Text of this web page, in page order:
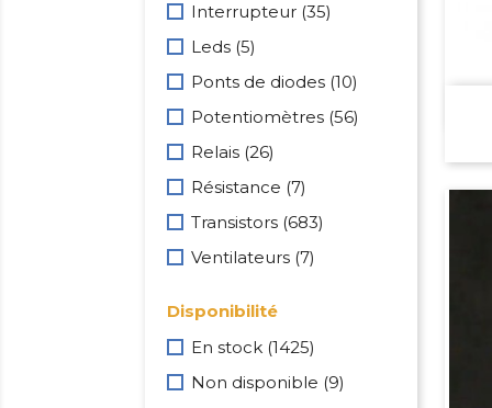
Interrupteur (35)
Leds (5)
Ponts de diodes (10)
Potentiomètres (56)
Relais (26)
Résistance (7)
Transistors (683)
Ventilateurs (7)
Disponibilité
En stock (1425)
Non disponible (9)